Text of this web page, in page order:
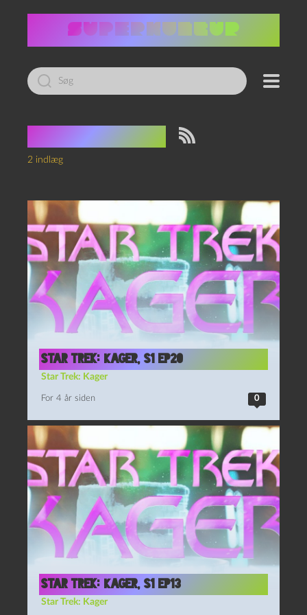
Led
efter:
cupcake
2 indlæg
Star Trek: Kager, S1 Ep20
Star Trek: Kager
For 4 år siden 0
Star Trek: Kager, S1 Ep13
Star Trek: Kager